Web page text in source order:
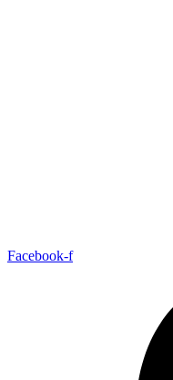
Facebook-f